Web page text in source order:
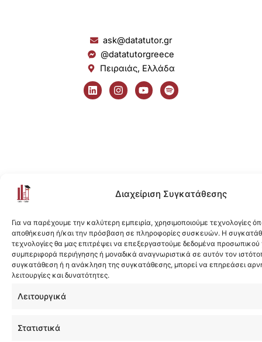
Διαχείριση Συγκατάθεσης
Για να παρέχουμε την καλύτερη εμπειρία, χρησιμοποιούμε τεχνολογίες
αποθήκευση ή/και την πρόσβαση σε πληροφορίες συσκευών. Η
τεχνολογίες θα μας επιτρέψει να επεξεργαστούμε δεδομένα
συμπεριφορά περιήγησης ή μοναδικά αναγνωριστικά σε αυτόν τον
συγκατάθεση ή η ανάκληση της συγκατάθεσης, μπορεί να επηρεάσει
λειτουργίες και δυνατότητες.
Λειτουργικά
Στατιστικά
ask@datatutor.gr
@datatutorgreece
Πειραιάς, Ελλάδα
L
i
n
I
n
s
Y
o
u
S
p
o